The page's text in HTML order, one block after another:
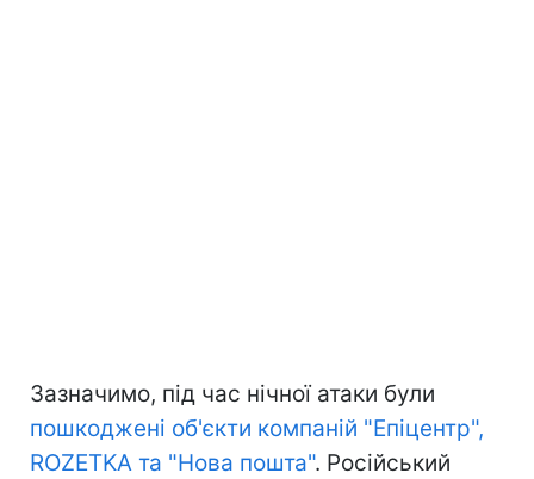
Зазначимо, під час нічної атаки були
пошкоджені об'єкти компаній "Епіцентр",
ROZETKA та "Нова пошта". Російський